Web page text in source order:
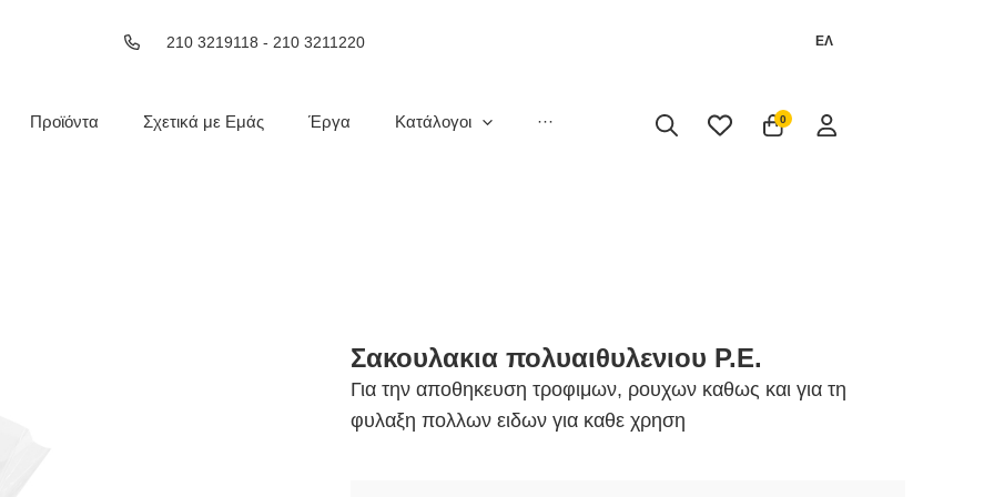
210 3219118 - 210 3211220 ΕΛ
Προϊόντα Σχετικά με Εμάς Έργα Κατάλογοι ··· 0
Σακουλακια πολυαιθυλενιου P.E.
Για την αποθηκευση τροφιμων, ρουχων καθως και για τη
φυλαξη πολλων ειδων για καθε χρηση